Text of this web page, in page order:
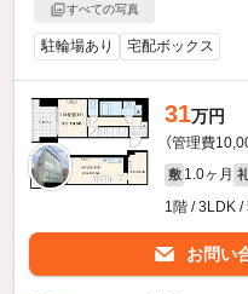
すべての写真
駐輪場あり 宅配ボックス
31万円
（管理費
敷 1.0ヶ月
1階 / 3LDK /
お問い